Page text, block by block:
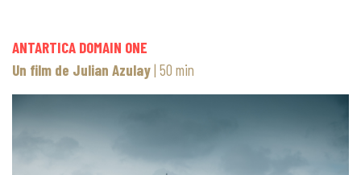
ANTARTICA DOMAIN ONE
Un film de Julian Azulay| 50 min